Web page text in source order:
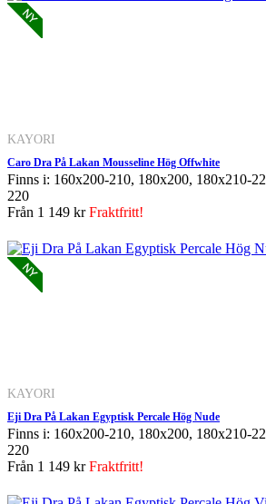
KAYORI
Caro Dra På Lakan Mousseline Hög Offwhite
Finns i: 160x200-210, 180x200, 180x210-
220
Från 1 149 krFraktfritt!
KAYORI
Eji Dra På Lakan Egyptisk Percale Hög Nude
Finns i: 160x200-210, 180x200, 180x210-
220
Från 1 149 krFraktfritt!